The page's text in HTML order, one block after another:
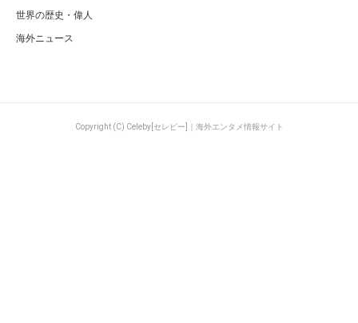
世界の歴史・偉人
海外ニュース
Copyright (C) Celeby[セレビー]｜海外エンタメ情報サイト